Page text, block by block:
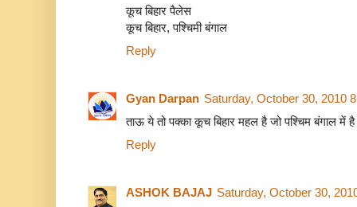
कूच बिहार पैलेस
कूच बिहार, पश्चिमी बंगाल
Reply
Gyan Darpan Saturday, October 30, 2010
ताऊ ये तो पक्का कूच बिहार महल है जो पश्चिम बंगाल में
Reply
ASHOK BAJAJ Saturday, October 30,